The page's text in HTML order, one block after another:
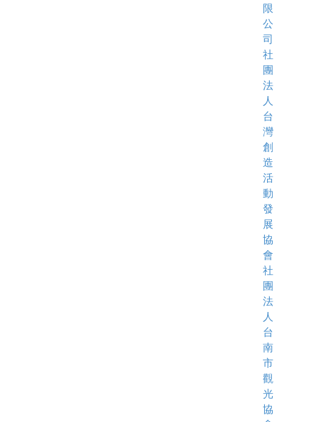
限
公
司
社
團
法
人
台
灣
創
造
活
動
發
展
協
會
社
團
法
人
台
南
市
觀
光
協